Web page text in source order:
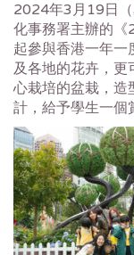
2024年3月19日
化事務署主辦的
起參與香港一年一
及各地的花卉，更
心栽培的盆栽，造
計，給予學生一個